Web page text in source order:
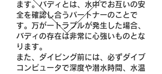
ます。バディとは、水中でお互いの安
全を確認し合うパートナーのことで
す。万が一トラブルが発生した場合、
バディの存在は非常に心強いものとな
ります。
また、ダイビング前には、必ずダイブ
コンピュータで深度や潜水時間、水温